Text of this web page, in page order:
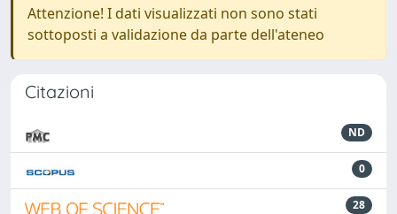
Attenzione! I dati visualizzati non sono stati
sottoposti a validazione da parte dell'ateneo
Citazioni
ND
0
28